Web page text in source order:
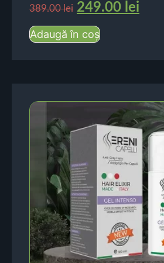
389.00lei 249.00 lei
Adaugă în coș